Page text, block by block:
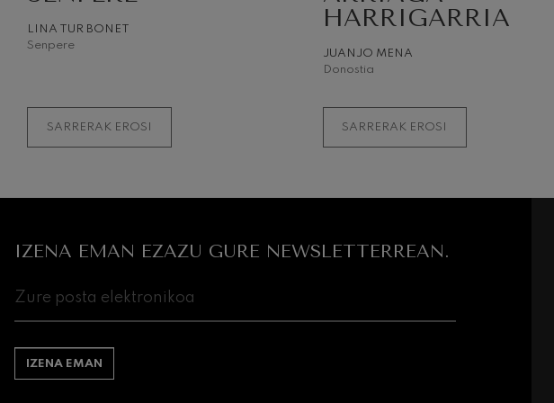
LINA TUR BONET
Senpere
SARRERAK EROSI
HARRIGARRIA
JUANJO MENA
Donostia
SARRERAK EROSI
IZENA EMAN EZAZU GURE NEWSLETTERREAN.
IZENA EMAN